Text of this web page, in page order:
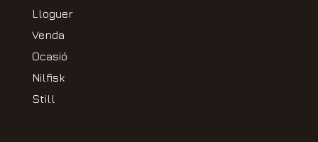
Lloguer
Venda
Ocasió
Nilfisk
Still